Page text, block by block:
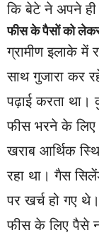
कि बेटे ने अपने ही
फीस के पैसों को
ग्रामीण इलाके में
साथ गुजारा कर
पढ़ाई करता
फीस भरने के लिए
खराब आर्थिक
रहा था। गैस
पर खर्च हो गए
फीस के लिए पैसे